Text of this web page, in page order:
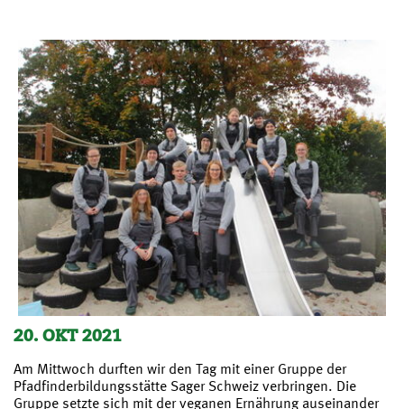
20. OKT 2021
Am Mittwoch durften wir den Tag mit einer Gruppe der
Pfadfinderbildungsstätte Sager Schweiz verbringen. Die
Gruppe setzte sich mit der veganen Ernährung auseinander